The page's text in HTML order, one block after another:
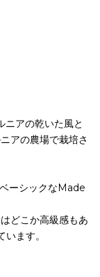
アの乾いた風と
アの農場で栽培さ
ーシックなMade
どこか高級感もあ
ます。